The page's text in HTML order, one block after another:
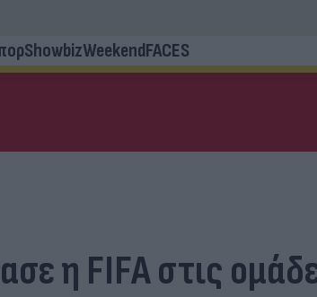
ShowbizWeekendFACES
η FIFA στις